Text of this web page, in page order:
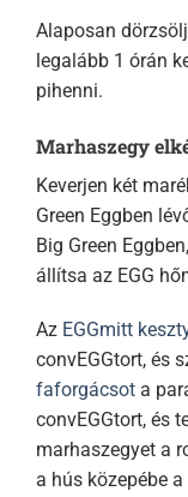
Alaposan
legalább 1 órán
pihenni.
Marhaszegy
Keverjen két
Green Eggben
Big Green
állítsa az EGG
Az EGGmitt
convEGGtort, és
faforgácsot a
convEGGtort, és
marhaszegyet a
a hús közepébe